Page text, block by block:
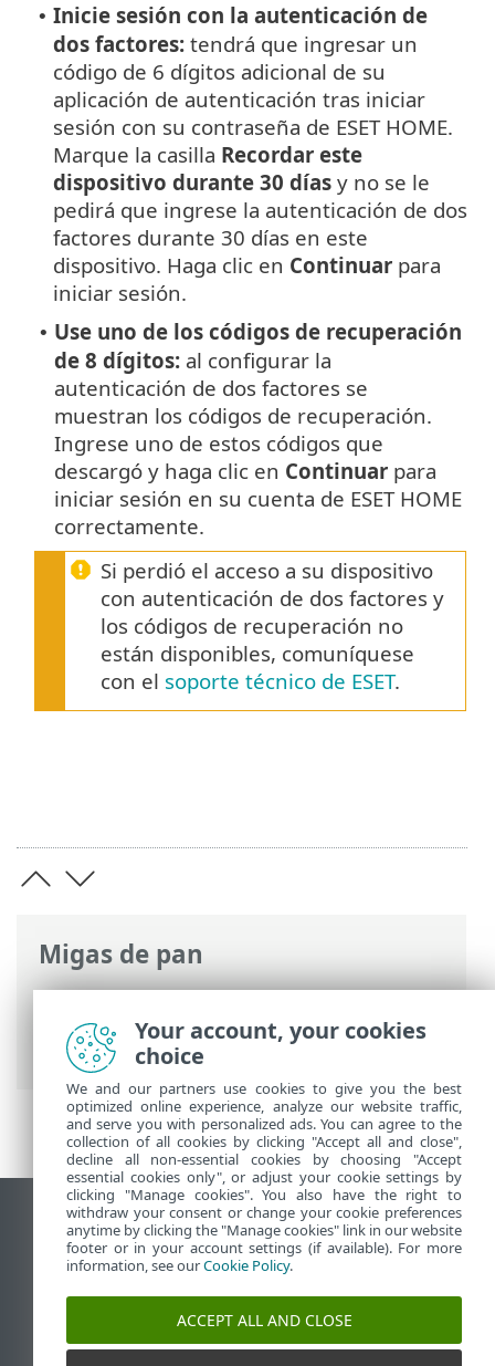
Migas de pan
Ayuda en línea de ESET>ESET HOME>
Trabajar con ESET HOME> Autenticación
de dos factores
• Inicie sesión con la autenticación de
dos factores: tendrá que ingresar un
código de 6 dígitos adicional de su
aplicación de autenticación tras iniciar
sesión con su contraseña de ESET HOME.
Marque la casilla Recordar este
dispositivo durante 30 días y no se le
pedirá que ingrese la autenticación de dos
factores durante 30 días en este
dispositivo. Haga clic en Continuar para
iniciar sesión.
• Use uno de los códigos de recuperación
de 8 dígitos: al configurar la
autenticación de dos factores se
muestran los códigos de recuperación.
Ingrese uno de estos códigos que
descargó y haga clic en Continuar para
iniciar sesión en su cuenta de ESET HOME
correctamente.
Si perdió el acceso a su dispositivo
con autenticación de dos factores y
los códigos de recuperación no
están disponibles, comuníquese
con el soporte técnico de ESET.
Ver sitio del escritorio
End of Life
Base de conocimiento de ESET
ESET Status Portal
Your account, your cookies
choice
We and our partners use cookies to give you the best
optimized online experience, analyze our website traffic,
and serve you with personalized ads. You can agree to the
collection of all cookies by clicking "Accept all and close",
decline all non-essential cookies by choosing "Accept
essential cookies only", or adjust your cookie settings by
clicking "Manage cookies". You also have the right to
withdraw your consent or change your cookie preferences
anytime by clicking the "Manage cookies" link in our website
footer or in your account settings (if available). For more
information, see ourCookie Policy.
ACCEPT ALL AND CLOSE